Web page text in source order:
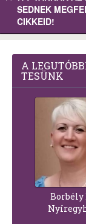
SEDNEK
CIKKEID!
A
TE­SÜNK
Borbély